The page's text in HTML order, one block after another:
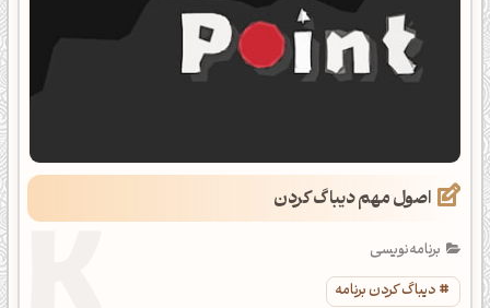
اصول مهم دیباگ کردن
برنامه‌نویسی
دیباگ کردن برنامه